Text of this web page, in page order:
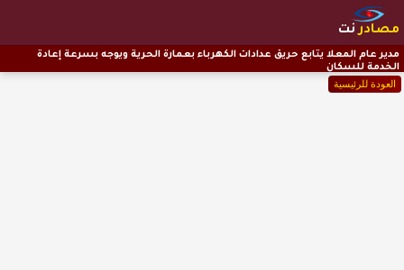
مصادرنت
العودة للرئيسية
مدير عام المعلا يتابع حريق عدادات الكهرباء بعمارة الحرية ويوجه بسرعة إعادة
الخدمة للسكان